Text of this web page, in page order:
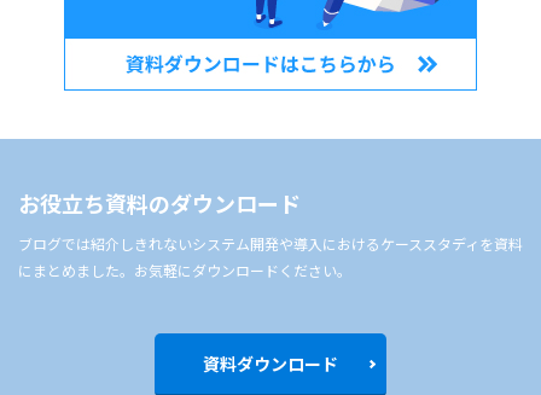
お役立ち資料のダウンロード
ブログでは紹介しきれないシステム開発や導入におけるケーススタディを資料
にまとめました。お気軽にダウンロードください。
資料ダウンロード